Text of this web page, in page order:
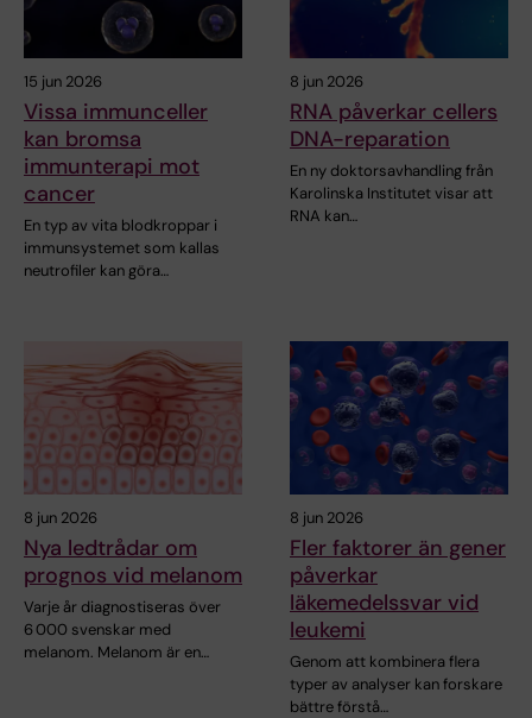
15 jun 2026
Vissa immunceller
kan bromsa
immunterapi mot
cancer
En typ av vita blodkroppar i
immunsystemet som kallas
neutrofiler kan göra…
8 jun 2026
RNA påverkar cellers
DNA-reparation
En ny doktorsavhandling från
Karolinska Institutet visar att
RNA kan…
8 jun 2026
Nya ledtrådar om
prognos vid melanom
Varje år diagnostiseras över
6 000 svenskar med
melanom. Melanom är en…
8 jun 2026
Fler faktorer än gener
påverkar
läkemedelssvar vid
leukemi
Genom att kombinera flera
typer av analyser kan forskare
bättre förstå…